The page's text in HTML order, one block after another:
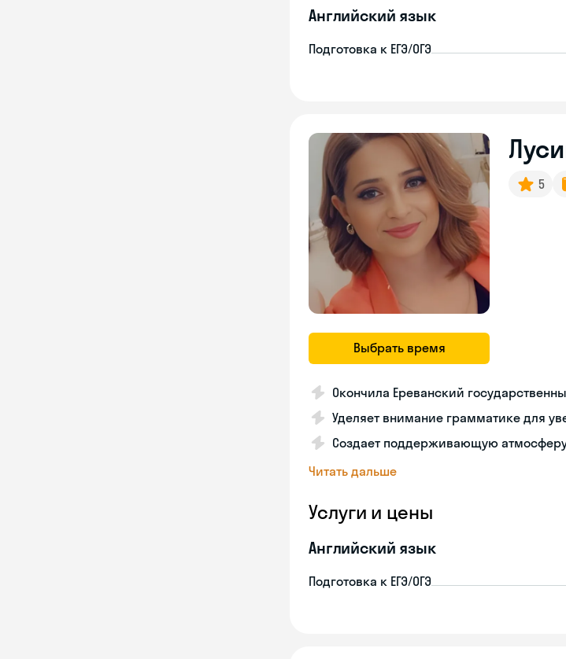
Английский язык
Подготовка к ЕГЭ/ОГЭ
Выбрать время
5
Окончила Ереванский
Уделяет внимание грамматике для
Создает поддерживающую
Читать дальше
Услуги и цены
Английский язык
Подготовка к ЕГЭ/ОГЭ